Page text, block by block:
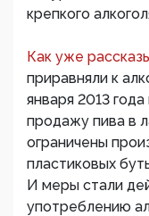
крепкого
Как уже
приравняли к
января 2013
продажу пива в
ограничены
пластиковых
И меры стали
употреблению